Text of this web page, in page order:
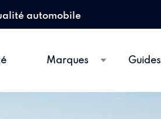
automobile
Marques Guides